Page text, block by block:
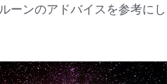
面に働きかけ、本来あるべき
それは「あなたが輝き、切
ーンのアドバイスを参考にし